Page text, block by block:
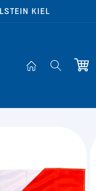
KIEL